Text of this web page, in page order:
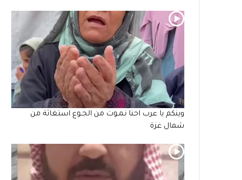
وينكم يا عرب احنا نـمـوت من الجـوع استغاثة من
شمال غزة